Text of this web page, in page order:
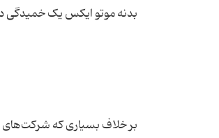
بر خلاف بسیاری که شرکت‌های